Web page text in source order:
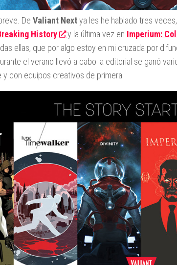
De Valiant Nextya les he hablado tres
History
y la última vez en Imperium:
ellas, que por algo estoy en mi cruzada por
el verano llevó a cabo la editorial se ganó
y con equipos creativos de primera.